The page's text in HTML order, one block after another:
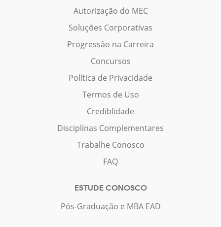
Autorização do MEC
Soluções Corporativas
Progressão na Carreira
Concursos
Política de Privacidade
Termos de Uso
Crediblidade
Disciplinas Complementares
Trabalhe Conosco
FAQ
ESTUDE CONOSCO
Pós-Graduação e MBA EAD